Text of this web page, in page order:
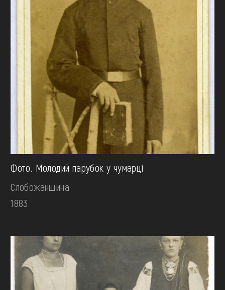
Фото. Молодий парубок у чумарці
Слобожанщина
1883